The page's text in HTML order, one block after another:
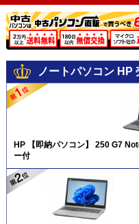
ノートパソコン HP
HP 【即納パソコン】 250 G7
ー付